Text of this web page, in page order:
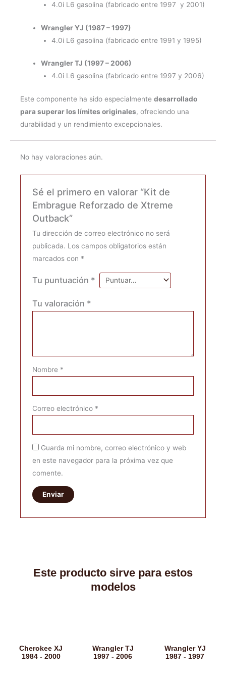
4.0i L6 gasolina (fabricado entre 1997 y 2001)
Wrangler YJ (1987 – 1997)
4.0i L6 gasolina (fabricado entre 1991 y 1995)
Wrangler TJ (1997 – 2006)
4.0i L6 gasolina (fabricado entre 1997 y 2006)
Este componente ha sido especialmente desarrollado
para superar los límites originales, ofreciendo una
durabilidad y un rendimiento excepcionales.
No hay valoraciones aún.
Sé el primero en valorar “Kit de
Embrague Reforzado de Xtreme
Outback”
Tu dirección de correo electrónico no será
publicada. Los campos obligatorios están
marcados con *
Tu puntuación *
Tu valoración *
Nombre *
Correo electrónico *
Guarda mi nombre, correo electrónico y web
en este navegador para la próxima vez que
comente.
Este producto sirve para estos
modelos
Cherokee XJ
1984 - 2000
Wrangler TJ
1997 - 2006
Wrangler YJ
1987 - 1997